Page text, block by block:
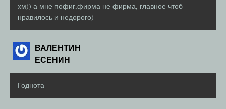
хм)) а мне пофиг,фирма не фирма, главное чтоб
нравилось и недорого)
ВАЛЕНТИН
ЕСЕНИН
Годнота